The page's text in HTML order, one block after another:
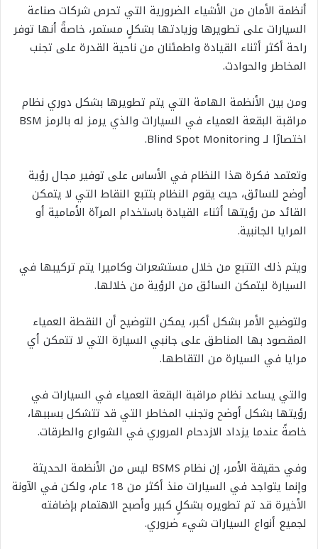
أنظمة الأمان من الأشياء الضرورية التي تحرص شركات صناعة
السيارات على تطويرها وزيادتها بشكلٍ مستمر، خاصةً أنها توفر
راحة أكثر أثناء القيادة واطمئنان من ناحية القدرة على تجنب
المخاطر والحوادث.
ومن بين الأنظمة الهامة التي يتم تطويرها بشكل دوري نظام
مراقبة البقعة العمياء في السيارات والذي يرمز له بالرمز BSM
اختصارًا لـ Blind Spot Monitoring.
وتعتمد فكرة هذا النظام في الأساس على توفير مجال رؤية
أوضح للسائق، حيث يقوم النظام بتتبع النقاط التي لا يتمكن
القائد من رؤيتها أثناء القيادة باستخدام المرآة الأمامية أو
المرايا الجانبية.
ويتم ذلك التتبع من خلال مستشعرات وكاميرا يتم تركيبها في
السيارة ليتمكن السائق من الرؤية من خلالها.
ولتوضيح الأمر بشكل أكبر، يمكن التوضيح أن النقطة العمياء
المقصود بها المناطق على جانبي السيارة التي لا تتمكن أي
مرايا في السيارة من التقاطها.
والتي يساعد نظام مراقبة البقعة العمياء في السيارات في
رؤيتها بشكل أوضح وتجنب المخاطر التي قد تتشكل بسببها،
خاصةً عندما يزداد الازدحام المروري في الشوارع والطرقات.
وفي حقيقة الأمر، إن نظام BSMS ليس من الأنظمة الحديثة
وإنما يتواجد في السيارات منذ أكثر من 18 عام، ولكن في الآونة
الأخيرة قد تم تطويره بشكلٍ كبير وأصبح الاهتمام بإضافته
لجميع أنواع السيارات شيء ضروري.